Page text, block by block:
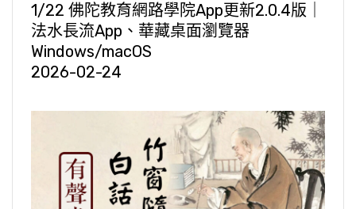
1/22 佛陀教育網路學院App更新2.0.4版｜
法水長流App、華藏桌面瀏覽器
Windows/macOS
2026-02-24